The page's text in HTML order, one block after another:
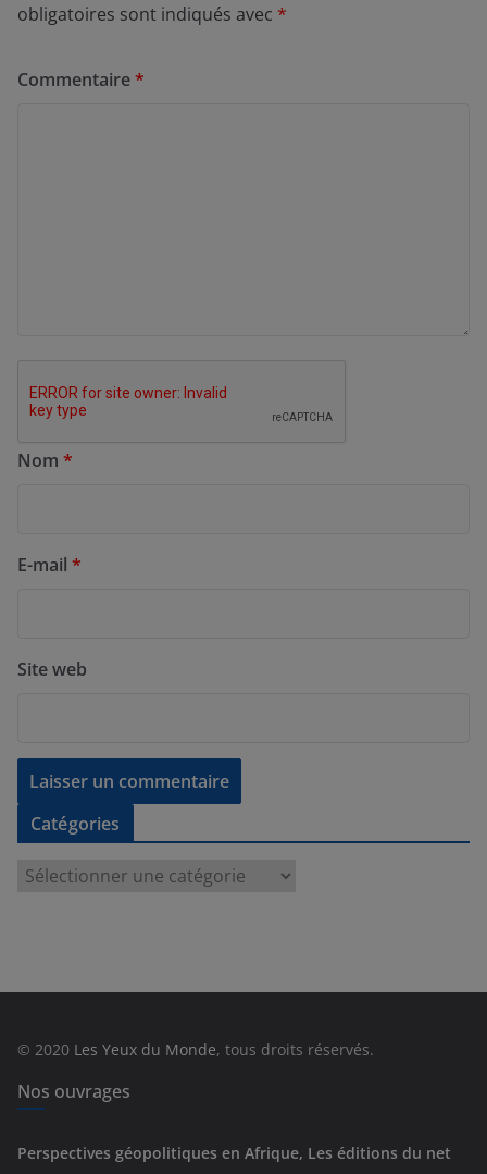
obligatoires sont indiqués avec *
Commentaire*
Nom *
E-mail *
Site web
Catégories
e
s
© 2020 Les Yeux du Monde, tous droits réservés.
Nos ouvrages
Perspectives géopolitiques en Afrique, Les éditions du net